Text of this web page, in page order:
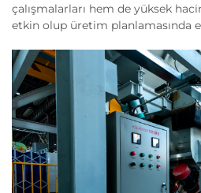
çalışmalarları hem de yüksek
etkin olup üretim planlamasında